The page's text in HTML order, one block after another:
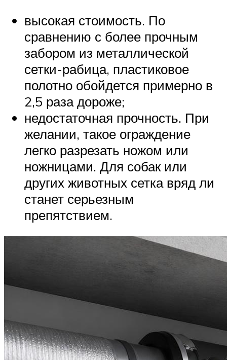
высокая стоимость. По
сравнению с более прочным
забором из металлической
сетки-рабица, пластиковое
полотно обойдется примерно в
2,5 раза дороже;
недостаточная прочность. При
желании, такое ограждение
легко разрезать ножом или
ножницами. Для собак или
других животных сетка вряд ли
станет серьезным
препятствием.